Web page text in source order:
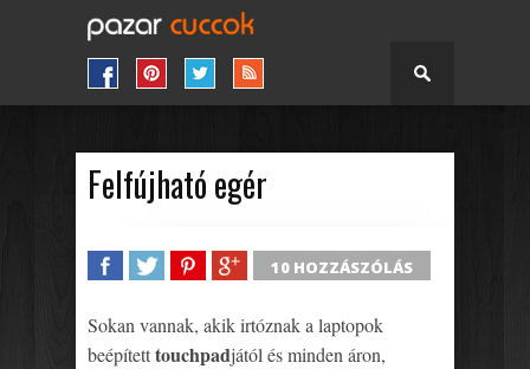
Felfújható egér
10 HOZZÁSZÓLÁS
Sokan vannak, akik irtóznak a laptopok
beépítetttouchpadjától és minden áron,